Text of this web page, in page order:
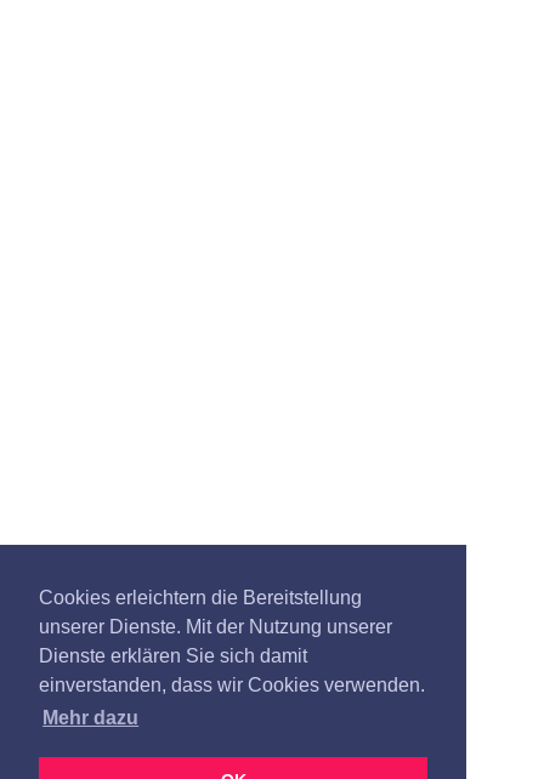
Cookies erleichtern die Bereitstellung
unserer Dienste. Mit der Nutzung unserer
Dienste erklären Sie sich damit
einverstanden, dass wir Cookies verwenden.
Mehr dazu